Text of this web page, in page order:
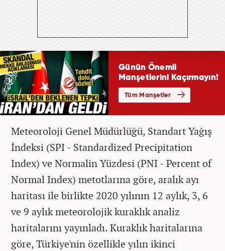
Meteoroloji Genel Müdürlüğü, Standart Yağış
İndeksi (SPI - Standardized Precipitation
Index) ve Normalin Yüzdesi (PNI - Percent of
Normal Index) metotlarına göre, aralık ayı
haritası ile birlikte 2020 yılının 12 aylık, 3, 6
ve 9 aylık meteorolojik kuraklık analiz
haritalarını yayınladı. Kuraklık haritalarına
göre, Türkiye'nin özellikle yılın ikinci